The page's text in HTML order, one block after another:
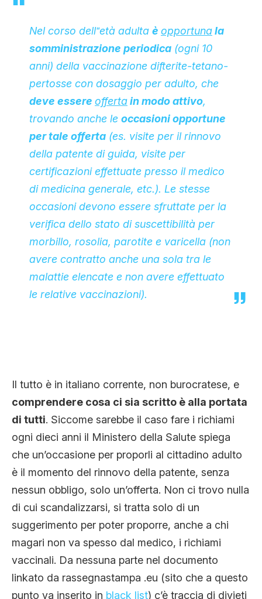
Nel corso dell‟età adulta è opportunala
somministrazione periodica (ogni 10
anni) della vaccinazione difterite-tetano-
pertosse con dosaggio per adulto, che
deve essere offertain modo attivo,
trovando anche le occasioni opportune
per tale offerta (es. visite per il rinnovo
della patente di guida, visite per
certificazioni effettuate presso il medico
di medicina generale, etc.). Le stesse
occasioni devono essere sfruttate per la
verifica dello stato di suscettibilità per
morbillo, rosolia, parotite e varicella (non
avere contratto anche una sola tra le
malattie elencate e non avere effettuato
le relative vaccinazioni).
Il tutto è in italiano corrente, non burocratese, e
comprendere cosa ci sia scritto è alla portata
di tutti. Siccome sarebbe il caso fare i richiami
ogni dieci anni il Ministero della Salute spiega
che un’occasione per proporli al cittadino adulto
è il momento del rinnovo della patente, senza
nessun obbligo, solo un’offerta. Non ci trovo nulla
di cui scandalizzarsi, si tratta solo di un
suggerimento per poter proporre, anche a chi
magari non va spesso dal medico, i richiami
vaccinali. Da nessuna parte nel documento
linkato da rassegnastampa .eu (sito che a questo
punto va inserito in black list) c’è traccia di divieti